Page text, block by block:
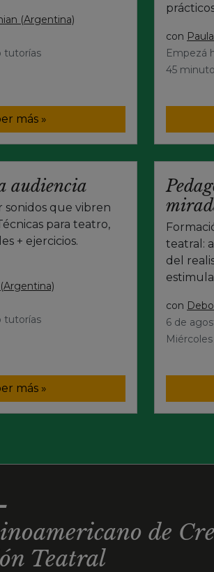
(Argentina)
tutorías
más »
con
Empezá
45
audiencia
sonidos que vibren
para teatro,
+ ejercicios.
tutorías
más »
teatral:
del
con
6 de
de
Teatral